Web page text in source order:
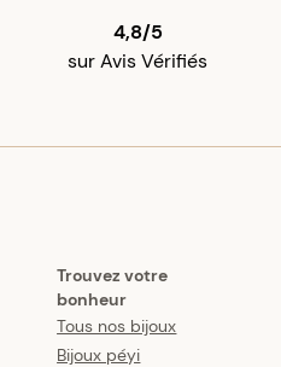
4,8/5
sur Avis Vérifiés
Trouvez votre
bonheur
Tous nos bijoux
Bijoux péyi